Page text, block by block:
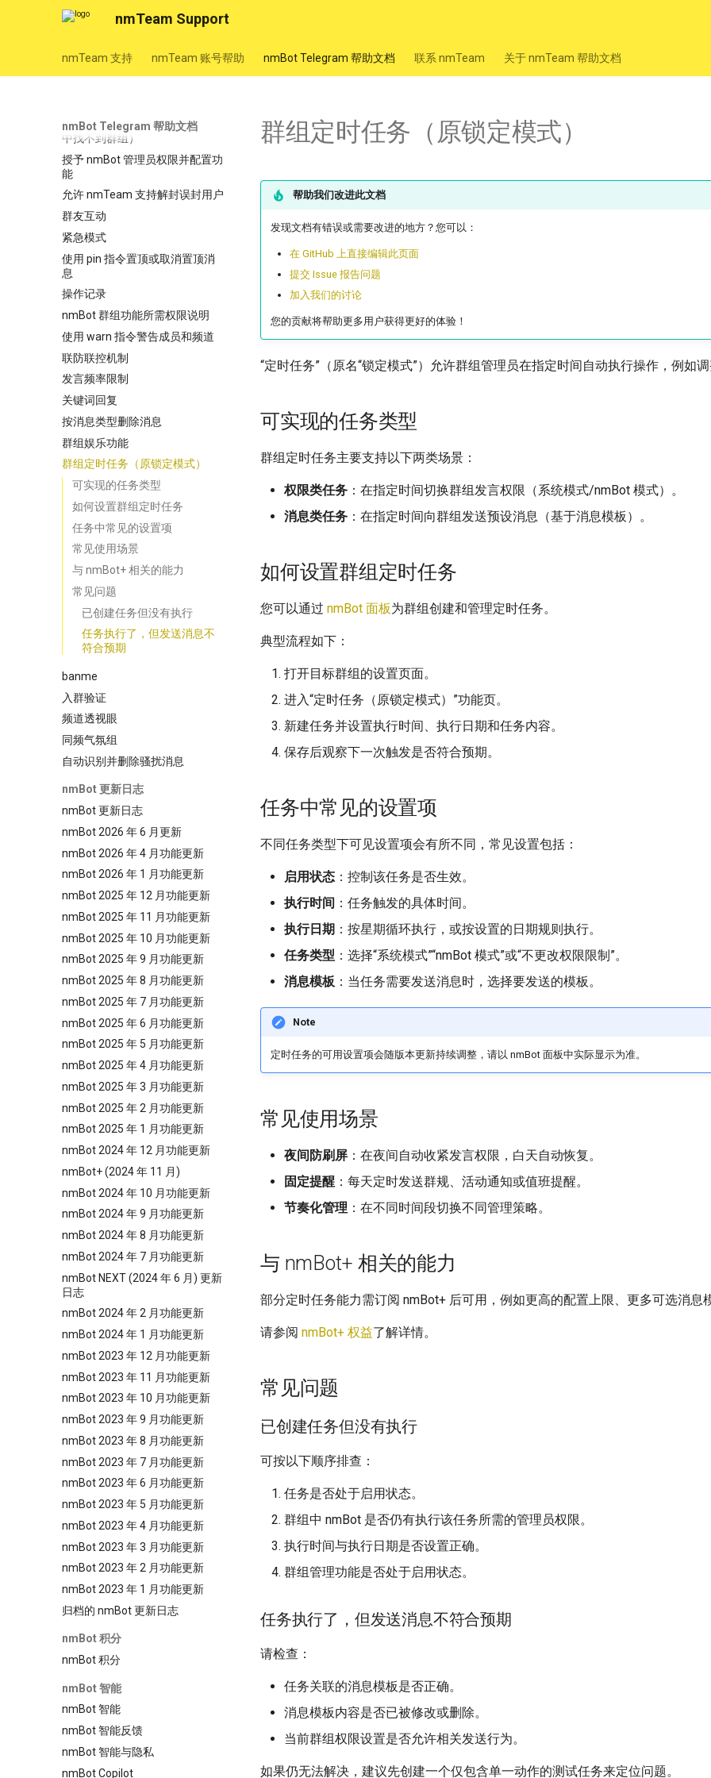
nmTeam Support
nmTeam 支持 nmTeam 账号帮助 nmBot Telegram 帮助文档 联系 nmTeam 关于 nmTeam 帮助文档
nmBot Telegram 帮助文档
nmBot 商业功能
设置 nmBot 为商业机器人
商业定时任务
在 nmBot 面板管理群组（若面板
中找不到群组）
授予 nmBot 管理员权限并配置功
能
允许 nmTeam 支持解封误封用户
群友互动
紧急模式
使用 pin 指令置顶或取消置顶消
息
操作记录
nmBot 群组功能所需权限说明
使用 warn 指令警告成员和频道
联防联控机制
发言频率限制
关键词回复
按消息类型删除消息
群组娱乐功能
群组定时任务（原锁定模式）
可实现的任务类型
如何设置群组定时任务
任务中常见的设置项
常见使用场景
与 nmBot+ 相关的能力
常见问题
已创建任务但没有执行
任务执行了，但发送消息不
符合预期
banme
入群验证
频道透视眼
同频气氛组
自动识别并删除骚扰消息
nmBot 更新日志
nmBot 更新日志
nmBot 2026 年 6 月更新
nmBot 2026 年 4 月功能更新
nmBot 2026 年 1 月功能更新
nmBot 2025 年 12 月功能更新
nmBot 2025 年 11 月功能更新
nmBot 2025 年 10 月功能更新
nmBot 2025 年 9 月功能更新
nmBot 2025 年 8 月功能更新
nmBot 2025 年 7 月功能更新
nmBot 2025 年 6 月功能更新
nmBot 2025 年 5 月功能更新
nmBot 2025 年 4 月功能更新
nmBot 2025 年 3 月功能更新
nmBot 2025 年 2 月功能更新
nmBot 2025 年 1 月功能更新
nmBot 2024 年 12 月功能更新
nmBot+ (2024 年 11 月)
nmBot 2024 年 10 月功能更新
nmBot 2024 年 9 月功能更新
nmBot 2024 年 8 月功能更新
nmBot 2024 年 7 月功能更新
nmBot NEXT (2024 年 6 月) 更新
日志
nmBot 2024 年 2 月功能更新
nmBot 2024 年 1 月功能更新
nmBot 2023 年 12 月功能更新
nmBot 2023 年 11 月功能更新
nmBot 2023 年 10 月功能更新
nmBot 2023 年 9 月功能更新
nmBot 2023 年 8 月功能更新
nmBot 2023 年 7 月功能更新
nmBot 2023 年 6 月功能更新
nmBot 2023 年 5 月功能更新
nmBot 2023 年 4 月功能更新
nmBot 2023 年 3 月功能更新
nmBot 2023 年 2 月功能更新
nmBot 2023 年 1 月功能更新
归档的 nmBot 更新日志
nmBot 积分
nmBot 积分
nmBot 智能
nmBot 智能
nmBot 智能反馈
nmBot 智能与隐私
nmBot Copilot
群组定时任务（原锁定模式）
帮助我们改进此文档
发现文档有错误或需要改进的地方？您可以：
在 GitHub 上直接编辑此页面
提交 Issue 报告问题
加入我们的讨论
您的贡献将帮助更多用户获得更好的体验！
“定时任务”（原名“锁定模式”）允许群组管理员在指定时间自动执行操作，例如
可实现的任务类型
群组定时任务主要支持以下两类场景：
权限类任务 ：在指定时间切换群组发言权限（系统模式/nmBot 模式）。
消息类任务 ：在指定时间向群组发送预设消息（基于消息模板）。
如何设置群组定时任务
您可以通过 nmBot 面板为群组创建和管理定时任务。
典型流程如下：
打开目标群组的设置页面。
进入“定时任务（原锁定模式）”功能页。
新建任务并设置执行时间、执行日期和任务内容。
保存后观察下一次触发是否符合预期。
任务中常见的设置项
不同任务类型下可见设置项会有所不同，常见设置包括：
启用状态 ：控制该任务是否生效。
执行时间 ：任务触发的具体时间。
执行日期 ：按星期循环执行，或按设置的日期规则执行。
任务类型 ：选择“系统模式”“nmBot 模式”或“不更改权限限制”。
消息模板 ：当任务需要发送消息时，选择要发送的模板。
Note
定时任务的可用设置项会随版本更新持续调整，请以 nmBot 面板中实际显示为准。
常见使用场景
夜间防刷屏 ：在夜间自动收紧发言权限，白天自动恢复。
固定提醒 ：每天定时发送群规、活动通知或值班提醒。
节奏化管理 ：在不同时间段切换不同管理策略。
与 nmBot+ 相关的能力
部分定时任务能力需订阅 nmBot+ 后可用，例如更高的配置上限、更多可选消息
请参阅 nmBot+ 权益了解详情。
常见问题
已创建任务但没有执行
可按以下顺序排查：
任务是否处于启用状态。
群组中 nmBot 是否仍有执行该任务所需的管理员权限。
执行时间与执行日期是否设置正确。
群组管理功能是否处于启用状态。
任务执行了，但发送消息不符合预期
请检查：
任务关联的消息模板是否正确。
消息模板内容是否已被修改或删除。
当前群组权限设置是否允许相关发送行为。
如果仍无法解决，建议先创建一个仅包含单一动作的测试任务来定位问题。